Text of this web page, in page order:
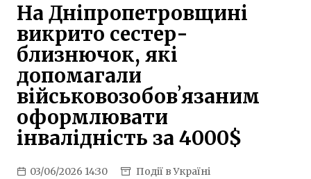
На Дніпропетровщині
викрито сестер-
близнючок, які
допомагали
військовозобовʼязаним
оформлювати
інвалідність за 4000$
03/06/2026 14:30 Події в Україні